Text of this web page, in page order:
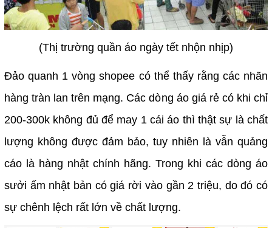
(Thị trường quần áo ngày tết nhộn nhịp)
Đảo quanh 1 vòng shopee có thể thấy rằng các nhãn
hàng tràn lan trên mạng. Các dòng áo giá rẻ có khi chỉ
200-300k không đủ để may 1 cái áo thì thật sự là chất
lượng không được đảm bảo, tuy nhiên là vẫn quảng
cáo là hàng nhật chính hãng. Trong khi các dòng áo
sưởi ấm nhật bản có giá rời vào gần 2 triệu, do đó có
sự chênh lệch rất lớn về chất lượng.